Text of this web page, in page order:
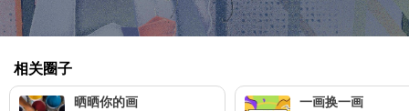
相关圈子
晒晒你的画 一画换一画